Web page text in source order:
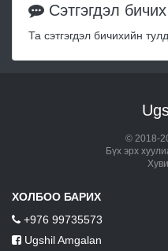
Сэтгэгдэл бичих
Та сэтгэгдэл бичихийн
© 2018-
Бүх эрх
ХОЛБОО БАРИХ
+976 99735573
Ugshil Amgalan